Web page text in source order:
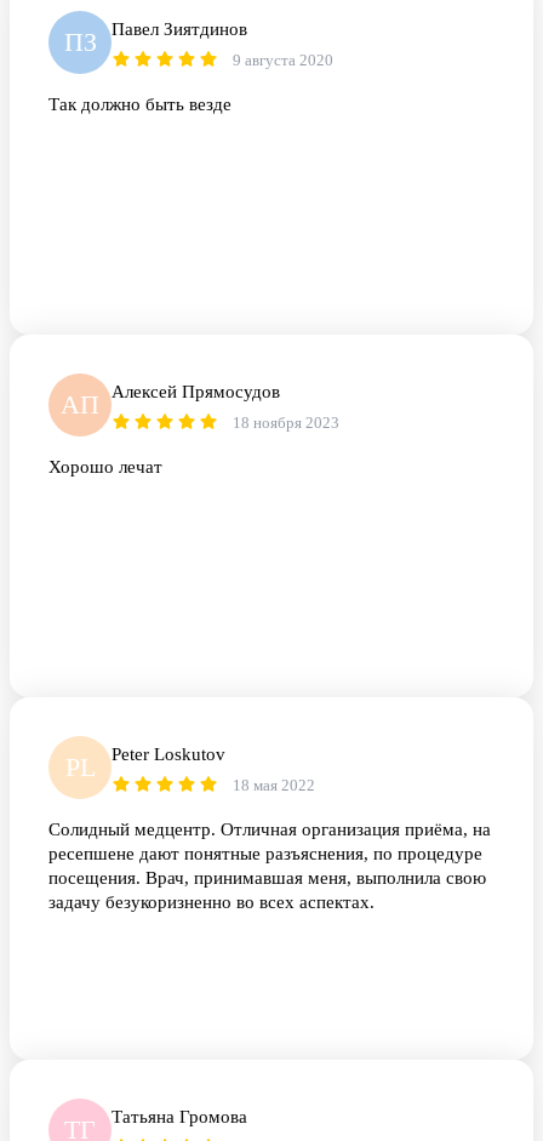
ПЗ Павел Зиятдинов
9 августа 2020
Так должно быть везде
АП Алексей Прямосудов
18 ноября 2023
Хорошо лечат
PL Peter Loskutov
18 мая 2022
Солидный медцентр. Отличная организация приёма, на
ресепшене дают понятные разъяснения, по процедуре
посещения. Врач, принимавшая меня, выполнила свою
задачу безукоризненно во всех аспектах.
ТГ Татьяна Громова